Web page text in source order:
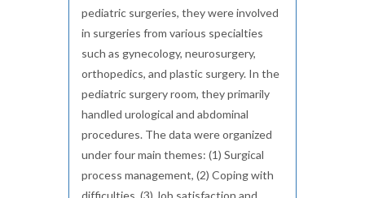
pediatric surgeries, they were involved
in surgeries from various specialties
such as gynecology, neurosurgery,
orthopedics, and plastic surgery. In the
pediatric surgery room, they primarily
handled urological and abdominal
procedures. The data were organized
under four main themes: (1) Surgical
process management, (2) Coping with
difficulties, (3) Job satisfaction and